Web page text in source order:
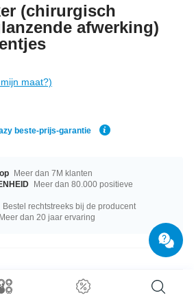
(chirurgisch
afwerking)
maat?)
beste-prijs-garantie
Meer dan 7M klanten
Meer dan 80.000 positieve
Bestel rechtstreeks bij de producent
Meer dan 20 jaar ervaring